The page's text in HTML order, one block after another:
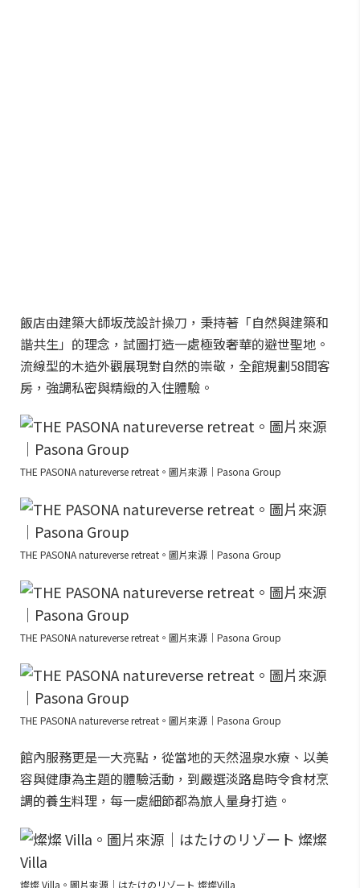
飯店由建築大師坂茂設計操刀，秉持著「自然與建築和
諧共生」的理念，試圖打造一處極致奢華的避世聖地。
流線型的木造外觀展現對自然的崇敬，全館規劃58間客
房，強調私密與精緻的入住體驗。
THE PASONA natureverse retreat。圖片來源｜Pasona Group
THE PASONA natureverse retreat。圖片來源｜Pasona Group
THE PASONA natureverse retreat。圖片來源｜Pasona Group
THE PASONA natureverse retreat。圖片來源｜Pasona Group
館內服務更是一大亮點，從當地的天然溫泉水療、以美
容與健康為主題的體驗活動，到嚴選淡路島時令食材烹
調的養生料理，每一處細節都為旅人量身打造。
燦燦 Villa。圖片來源｜はたけのリゾート 燦燦Villa